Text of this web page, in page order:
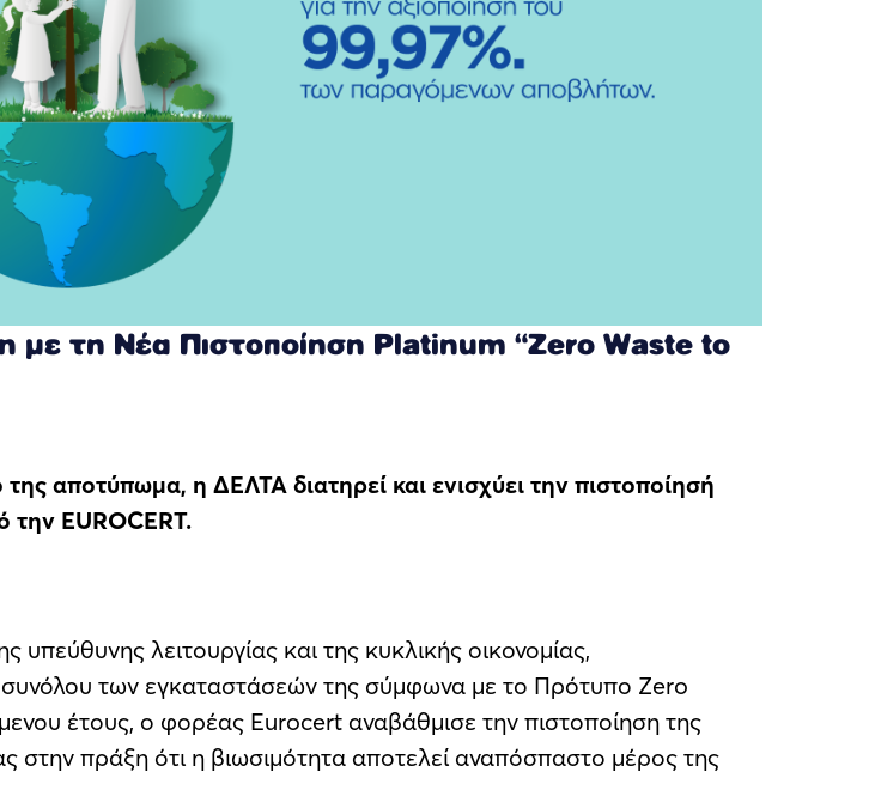
τη Νέα Πιστοποίηση Platinum “Zero Waste to
αποτύπωμα, η ΔΕΛΤΑ διατηρεί και ενισχύει την πιστοποίησή
την EUROCERT.
λειτουργίας και της κυκλικής οικονομίας,
συνόλου των εγκαταστάσεών της σύμφωνα με το Πρότυπο Zero
έτους, ο φορέας Eurocert αναβάθμισε την πιστοποίηση της
πράξη ότι η βιωσιμότητα αποτελεί αναπόσπαστο μέρος της